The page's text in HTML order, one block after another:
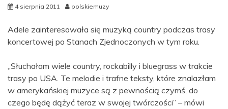
4 sierpnia 2011 polskiemuzy
Adele zainteresowała się muzyką country podczas trasy
koncertowej po Stanach Zjednoczonych w tym roku.
„Słuchałam wiele country, rockabilly i bluegrass w trakcie
trasy po USA. Te melodie i trafne teksty, które znalazłam
w amerykańskiej muzyce są z pewnością czymś, do
czego będę dążyć teraz w swojej twórczości” – mówi